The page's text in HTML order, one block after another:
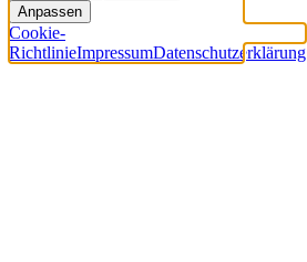
Anpassen
Cookie-
RichtlinieImpressumDatenschutzerklärung